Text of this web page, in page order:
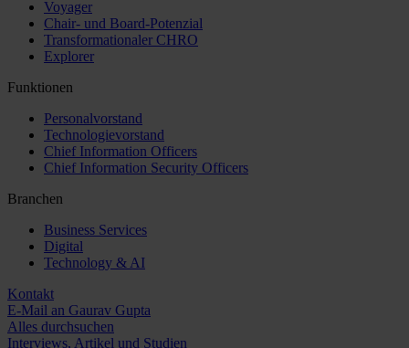
Voyager
Chair- und Board-Potenzial
Transformationaler CHRO
Explorer
Funktionen
Personalvorstand
Technologievorstand
Chief Information Officers
Chief Information Security Officers
Branchen
Business Services
Digital
Technology & AI
Kontakt
E-Mail an Gaurav Gupta
Alles durchsuchen
Interviews, Artikel und Studien